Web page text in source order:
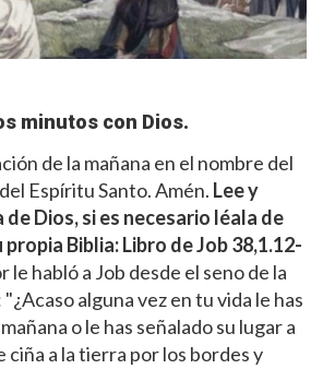
minutos con Dios.
de la mañana en el nombre del
Espíritu Santo. Amén. Lee y
de Dios, si es necesario léala de
Biblia: Libro de Job 38,1.12-
le habló a Job desde el seno de la
alguna vez en tu vida le has
o le has señalado su lugar a
ciña a la tierra por los bordes y